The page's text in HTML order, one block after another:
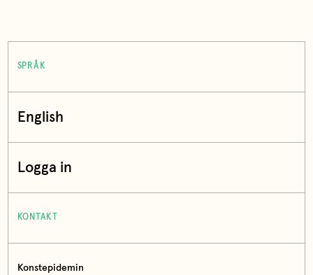
SPRÅK
English
Logga in
KONTAKT
Konstepidemin